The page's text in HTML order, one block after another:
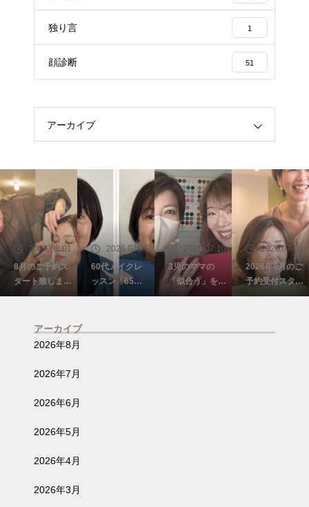
独り言 1
顔診断 51
アーカイブ
2026.08.01
8月のご予約ス
タート致しまし
た☆彡パーソナ
ふじみ野
2026.07.15
60代メイクレ
ッスン「65歳
を過ぎて自信を
2026.07.10
3児のママの
「似合う」を再
発見！自分だけ
2026.07.02
2026年8月のご
予約受付スター
ト致しました✨
アーカイブ
2026年8月
2026年7月
2026年6月
2026年5月
2026年4月
2026年3月